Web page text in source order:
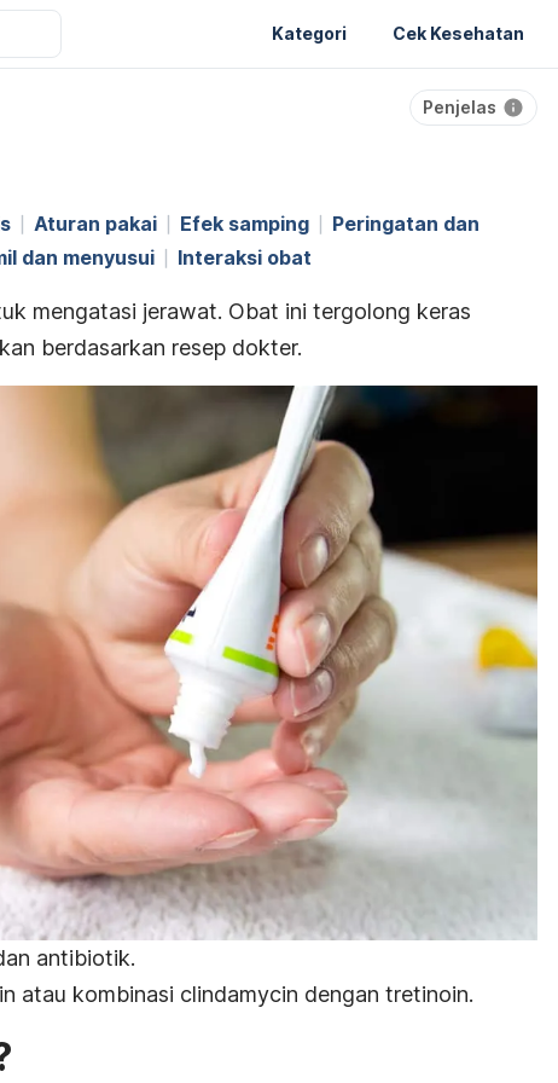
Kategori Cek Kesehatan
Penjelas
Aturan pakai Efek samping
Peringatan dan
dan menyusui Interaksi obat
mengatasi jerawat. Obat ini tergolong keras
berdasarkan resep dokter.
antibiotik.
atau kombinasi clindamycin dengan tretinoin.